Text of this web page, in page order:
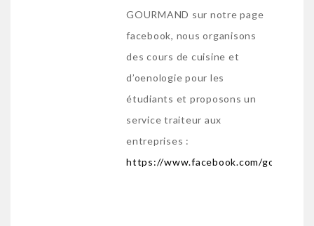
GOURMAND sur notre page
facebook, nous organisons
des cours de cuisine et
d’oenologie pour les
étudiants et proposons un
service traiteur aux
entreprises :
https://www.facebook.com/